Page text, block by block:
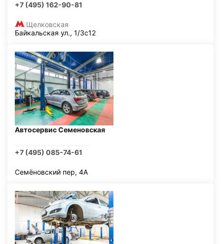
+7 (495) 162-90-81
Щелковская
Байкальская ул., 1/3с12
Автосервис Семеновская
+7 (495) 085-74-61
Семёновский пер, 4А